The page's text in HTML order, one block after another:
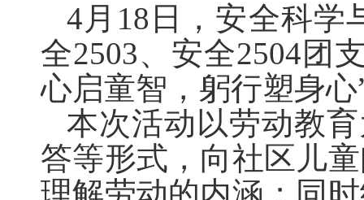
4月18日，安全科学
全2503、安全2504团
心启童智 ， 躬行塑身
本次活动以劳动教
答等形式，向社区儿